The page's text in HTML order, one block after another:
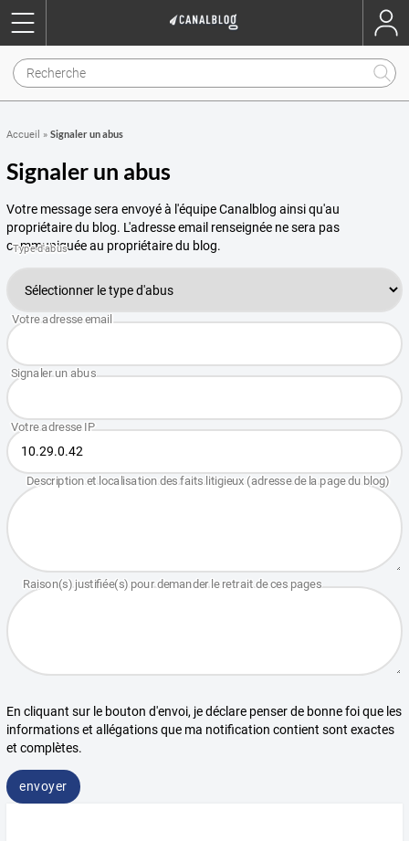
Accueil » Signaler un abus
Signaler un abus
Votre message sera envoyé à l'équipe Canalblog ainsi qu'au
propriétaire du blog. L'adresse email renseignée ne sera pas
communiquée au propriétaire du blog.
En cliquant sur le bouton d'envoi, je déclare penser de bonne foi que les
informations et allégations que ma notification contient sont exactes
et complètes.
envoyer